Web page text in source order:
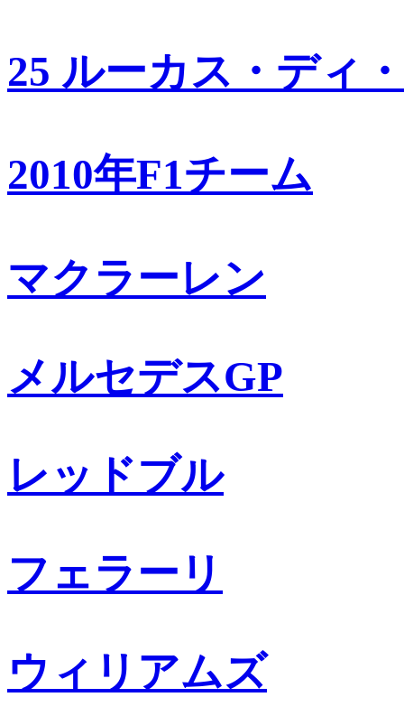
25 ルーカス・ディ
2010年F1チーム
マクラーレン
メルセデスGP
レッドブル
フェラーリ
ウィリアムズ